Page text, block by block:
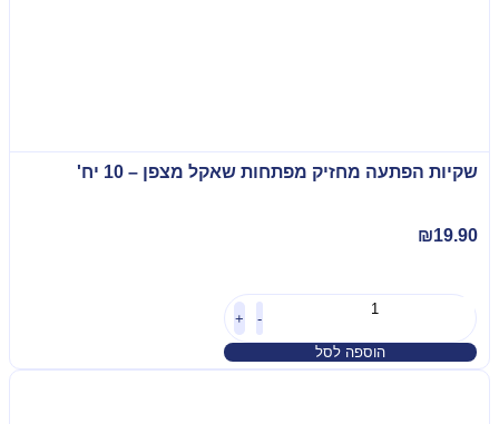
שקיות הפתעה מחזיק מפתחות שאקל מצפן – 10 יח'
₪19.90
-
+
הוספה לסל